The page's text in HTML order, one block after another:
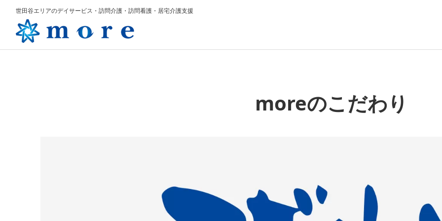
世田谷エリアのデイサービス・訪問介護・訪問看護・居宅介護支援
moreのこだわり